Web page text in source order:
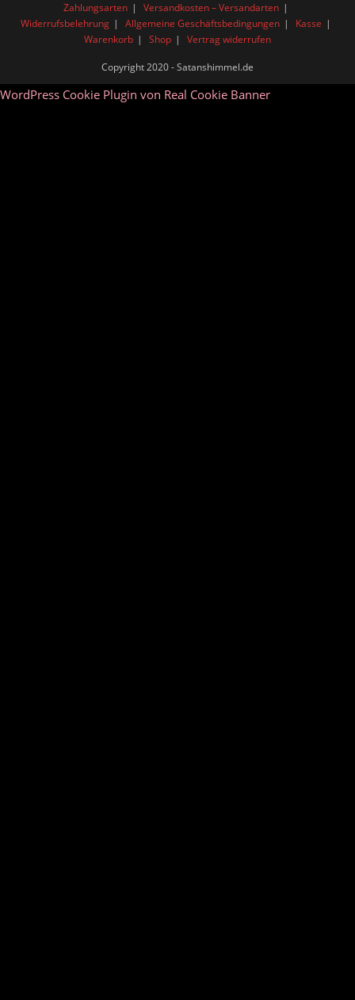
Zahlungsarten
Versandkosten – Versandarten
Widerrufsbelehrung
Allgemeine Geschäftsbedingungen
Kasse
Warenkorb
Shop Vertrag widerrufen
Copyright 2020 - Satanshimmel.de
WordPress Cookie Plugin von Real Cookie Banner